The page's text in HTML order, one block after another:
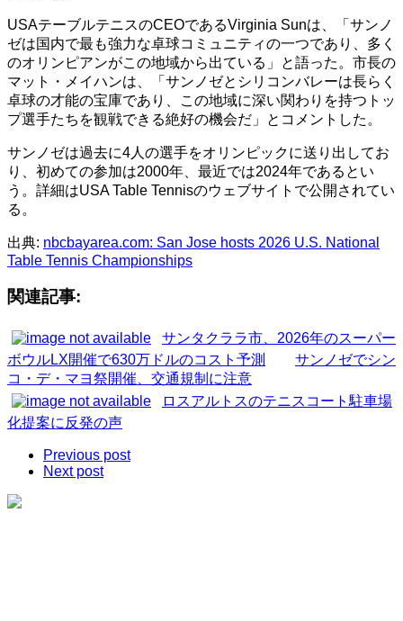
USAテーブルテニスのCEOであるVirginia Sunは、「サンノ
ゼは国内で最も強力な卓球コミュニティの一つであり、多く
のオリンピアンがこの地域から出ている」と語った。市長の
マット・メイハンは、「サンノゼとシリコンバレーは長らく
卓球の才能の宝庫であり、この地域に深い関わりを持つトッ
プ選手たちを観戦できる絶好の機会だ」とコメントした。
サンノゼは過去に4人の選手をオリンピックに送り出してお
り、初めての参加は2000年、最近では2024年であるとい
う。詳細はUSA Table Tennisのウェブサイトで公開されてい
る。
出典: nbcbayarea.com: San Jose hosts 2026 U.S. National
Table Tennis Championships
関連記事:
サンタクララ市、2026年のスーパー
ボウルLX開催で630万ドルのコスト予測
サンノゼでシン
コ・デ・マヨ祭開催、交通規制に注意
ロスアルトスのテニスコート駐車場
化提案に反発の声
Previous post
Next post